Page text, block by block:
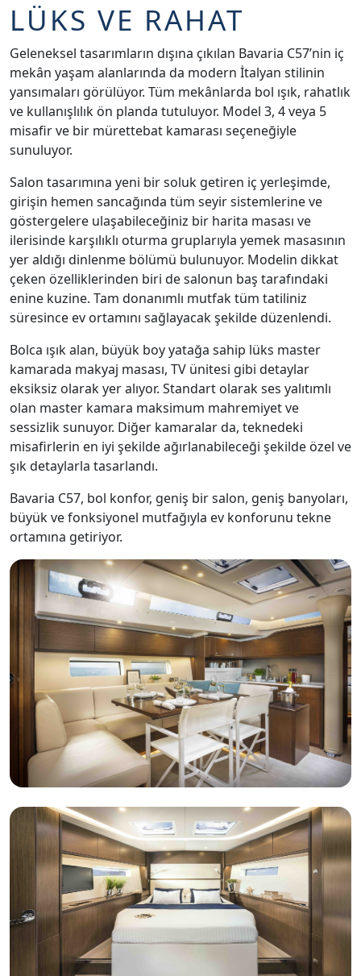
LÜKS VE RAHAT
Geleneksel tasarımların dışına çıkılan Bavaria C57’nin iç
mekân yaşam alanlarında da modern İtalyan stilinin
yansımaları görülüyor. Tüm mekânlarda bol ışık, rahatlık
ve kullanışlılık ön planda tutuluyor. Model 3, 4 veya 5
misafir ve bir mürettebat kamarası seçeneğiyle
sunuluyor.
Salon tasarımına yeni bir soluk getiren iç yerleşimde,
girişin hemen sancağında tüm seyir sistemlerine ve
göstergelere ulaşabileceğiniz bir harita masası ve
ilerisinde karşılıklı oturma gruplarıyla yemek masasının
yer aldığı dinlenme bölümü bulunuyor. Modelin dikkat
çeken özelliklerinden biri de salonun baş tarafındaki
enine kuzine. Tam donanımlı mutfak tüm tatiliniz
süresince ev ortamını sağlayacak şekilde düzenlendi.
Bolca ışık alan, büyük boy yatağa sahip lüks master
kamarada makyaj masası, TV ünitesi gibi detaylar
eksiksiz olarak yer alıyor. Standart olarak ses yalıtımlı
olan master kamara maksimum mahremiyet ve
sessizlik sunuyor. Diğer kamaralar da, teknedeki
misafirlerin en iyi şekilde ağırlanabileceği şekilde özel ve
şık detaylarla tasarlandı.
Bavaria C57, bol konfor, geniş bir salon, geniş banyoları,
büyük ve fonksiyonel mutfağıyla ev konforunu tekne
ortamına getiriyor.